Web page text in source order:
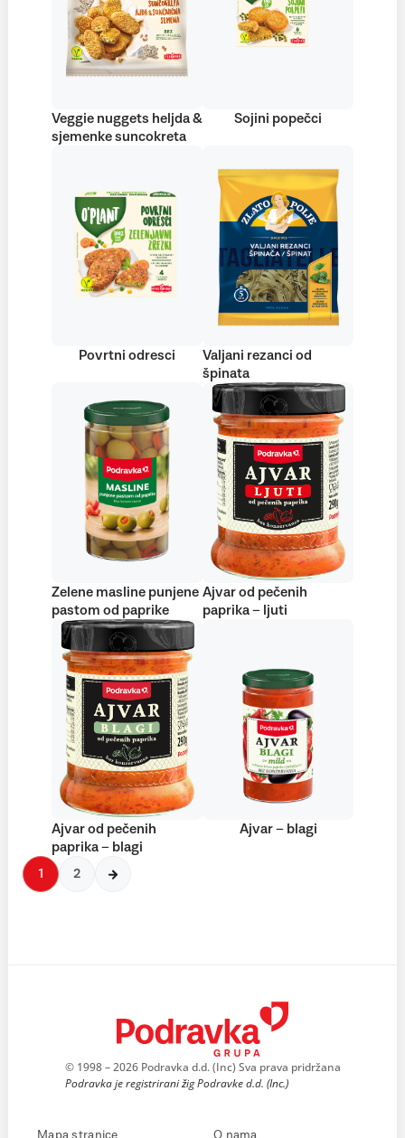
Veggie nuggets heljda &
sjemenke suncokreta
Sojini popečci
Povrtni odresci
Valjani rezanci od
špinata
Zelene masline punjene
pastom od paprike
Ajvar od pečenih
paprika – ljuti
Ajvar od pečenih
paprika – blagi
Ajvar – blagi
1 2
© 1998 – 2026 Podravka d.d. (Inc) Sva prava pridržana
Podravka je registrirani žig Podravke d.d. (Inc.)
Mapa stranice O nama